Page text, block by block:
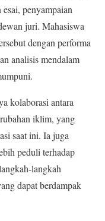
penyampaian
juri. Mahasiswa
dengan performa
analisis mendalam
kolaborasi antara
iklim, yang
saat ini. Ia juga
peduli terhadap
langkah
dapat berdampak